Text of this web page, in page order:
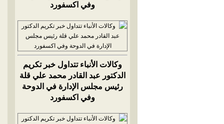
وفي اكسفورد
وكالات الأنباء تتداول خبر تكريم
الدكتور عبد القادر محمد علي قلة
رئيس مجلس الإدارة في الدوحة
وفي اكسفورد